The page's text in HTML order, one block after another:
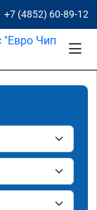
+7 (4852) 60-89-12